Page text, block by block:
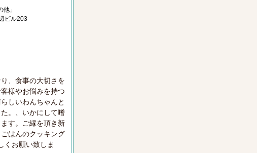
」
ビル203
、食事の大切さを
様やお悩みを持つ
しいわんちゃんと
。、いかにして嗜
す。ご縁を頂き新
はんのクッキング
くお願い致しま